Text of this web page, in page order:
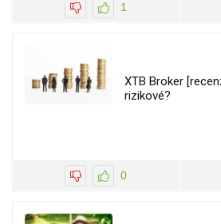
1
XTB Broker
rizikové?
0